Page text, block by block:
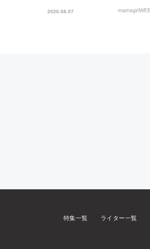
2026.08.07
特集一覧 ライター一覧